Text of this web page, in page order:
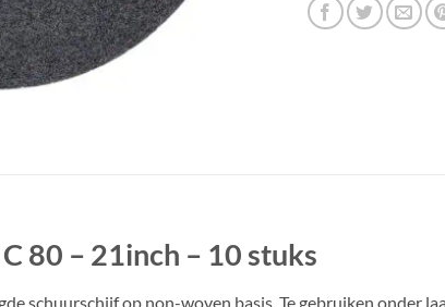
80 – 21inch – 10 stuks
schuurschijf op non-woven basis. Te gebruiken onder